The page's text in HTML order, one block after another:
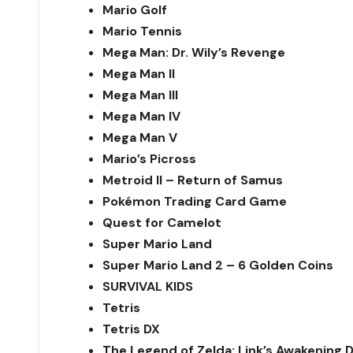
Mario Golf
Mario Tennis
Mega Man: Dr. Wily’s Revenge
Mega Man II
Mega Man III
Mega Man IV
Mega Man V
Mario’s Picross
Metroid II – Return of Samus
Pokémon Trading Card Game
Quest for Camelot
Super Mario Land
Super Mario Land 2 – 6 Golden Coins
SURVIVAL KIDS
Tetris
Tetris DX